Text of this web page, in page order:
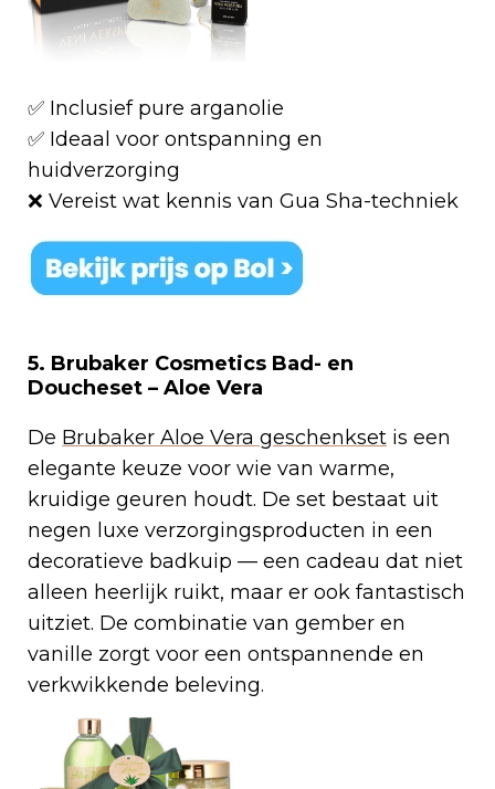
✅ Inclusief pure arganolie
✅ Ideaal voor ontspanning en
huidverzorging
❌ Vereist wat kennis van Gua Sha-techniek
5. Brubaker Cosmetics Bad- en
Doucheset – Aloe Vera
De Brubaker Aloe Vera geschenkset is een
elegante keuze voor wie van warme,
kruidige geuren houdt. De set bestaat uit
negen luxe verzorgingsproducten in een
decoratieve badkuip — een cadeau dat niet
alleen heerlijk ruikt, maar er ook fantastisch
uitziet. De combinatie van gember en
vanille zorgt voor een ontspannende en
verkwikkende beleving.